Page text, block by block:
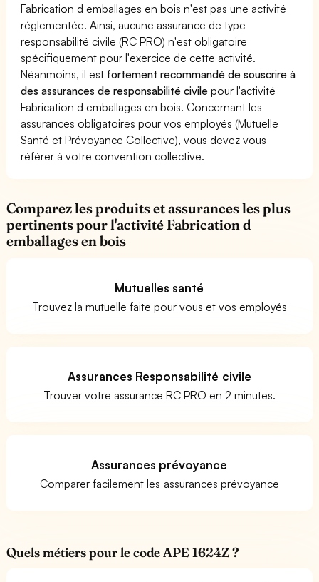
Fabrication d emballages en bois n'est pas une activité
réglementée. Ainsi, aucune assurance de type
responsabilité civile (RC PRO) n'est obligatoire
spécifiquement pour l'exercice de cette activité.
Néanmoins, il est fortement recommandé de souscrire à
des assurances de responsabilité civile pour l'activité
Fabrication d emballages en bois. Concernant les
assurances obligatoires pour vos employés (Mutuelle
Santé et Prévoyance Collective), vous devez vous
référer à votre convention collective.
Comparez les produits et assurances les plus
pertinents pour l'activité Fabrication d
emballages en bois
Mutuelles santé
Trouvez la mutuelle faite pour vous et vos employés
Assurances Responsabilité civile
Trouver votre assurance RC PRO en 2 minutes.
Assurances prévoyance
Comparer facilement les assurances prévoyance
Quels métiers pour le code APE 1624Z ?